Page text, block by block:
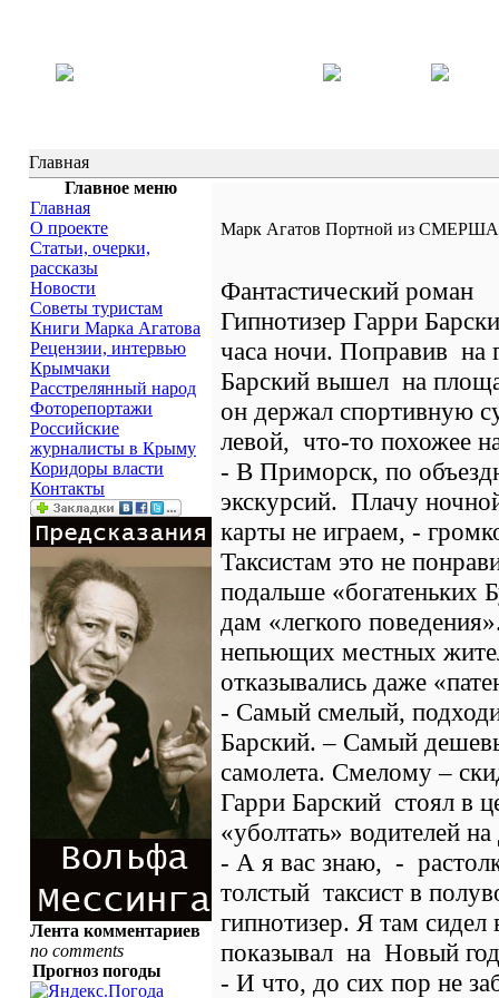
Главная
Главное меню
Главная
О проекте
Статьи, очерки,
рассказы
Новости
Советы туристам
Книги Марка Агатова
Рецензии, интервью
Крымчаки
Расстрелянный народ
Фоторепортажи
Российские
журналисты в Крыму
Коридоры власти
Контакты
Лента комментариев
no comments
Прогноз погоды
Марк Агатов Портной из СМЕРША
Фантастический роман
Гипнотизер Гарри
часа ночи. Поправив на
Барский вышел на
он держал спортивную
левой, что-то похожее
- В Приморск, по
экскурсий. Плачу
карты не играем, -
Таксистам это не
подальше «богатеньких
дам «легкого
непьющих местных
отказывались даже
- Самый смелый,
Барский. – Самый
самолета. Смелому –
Гарри Барский стоял в
«уболтать» водителей
- А я вас знаю, -
толстый таксист в
гипнотизер. Я там
показывал на Новый
- И что, до сих пор не